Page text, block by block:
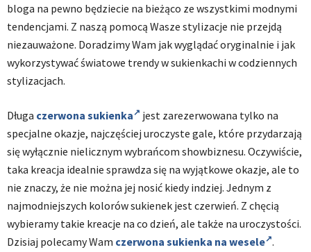
bloga na pewno będziecie na bieżąco ze wszystkimi modnymi
tendencjami. Z naszą pomocą Wasze stylizacje nie przejdą
niezauważone. Doradzimy Wam jak wyglądać oryginalnie i jak
wykorzystywać światowe trendy w sukienkachi w codziennych
stylizacjach.
Długa czerwona sukienka
jest zarezerwowana tylko na
specjalne okazje, najczęściej uroczyste gale, które przydarzają
się wyłącznie nielicznym wybrańcom showbiznesu. Oczywiście,
taka kreacja idealnie sprawdza się na wyjątkowe okazje, ale to
nie znaczy, że nie można jej nosić kiedy indziej. Jednym z
najmodniejszych kolorów sukienek jest czerwień. Z chęcią
wybieramy takie kreacje na co dzień, ale także na uroczystości.
Dzisiaj polecamy Wam czerwona sukienka na wesele .